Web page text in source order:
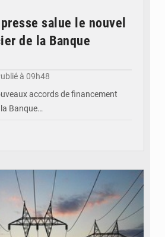
salue le nouvel
de la Banque
à 09h48
accords de financement
Banque…